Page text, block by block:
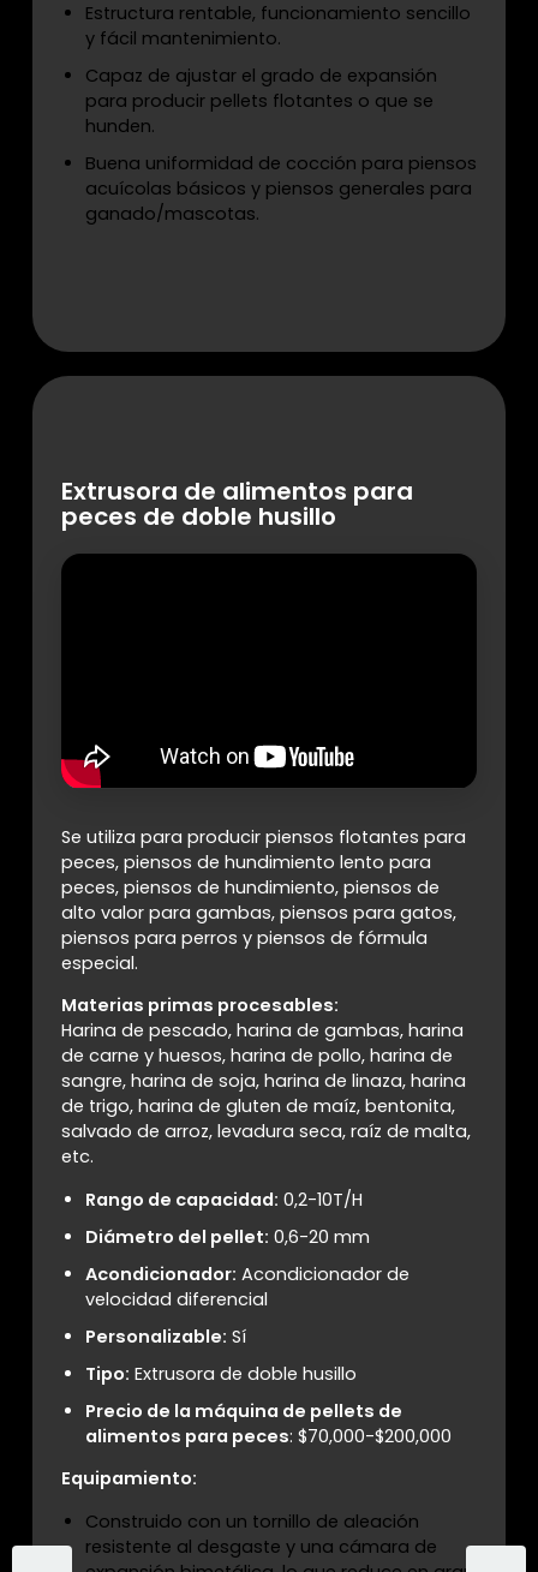
Estructura rentable, funcionamiento sencillo
y fácil mantenimiento.
Capaz de ajustar el grado de expansión
para producir pellets flotantes o que se
hunden.
Buena uniformidad de cocción para piensos
acuícolas básicos y piensos generales para
ganado/mascotas.
Extrusora de alimentos para
peces de doble husillo
Se utiliza para producir piensos flotantes para
peces, piensos de hundimiento lento para
peces, piensos de hundimiento, piensos de
alto valor para gambas, piensos para gatos,
piensos para perros y piensos de fórmula
especial.
Materias primas procesables:
Harina de pescado, harina de gambas, harina
de carne y huesos, harina de pollo, harina de
sangre, harina de soja, harina de linaza, harina
de trigo, harina de gluten de maíz, bentonita,
salvado de arroz, levadura seca, raíz de malta,
etc.
Rango de capacidad: 0,2-10T/H
Diámetro del pellet: 0,6-20 mm
Acondicionador: Acondicionador de
velocidad diferencial
Personalizable: Sí
Tipo: Extrusora de doble husillo
Precio de la máquina de pellets de
alimentos para peces: $70,000-$200,000
Equipamiento:
Construido con un tornillo de aleación
resistente al desgaste y una cámara de